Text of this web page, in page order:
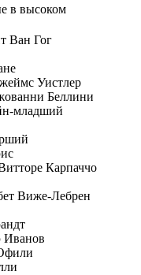
в высоком
Ван Гог
Уистлер
Беллини
младший
Карпаччо
Виже-Лебрен
Иванов